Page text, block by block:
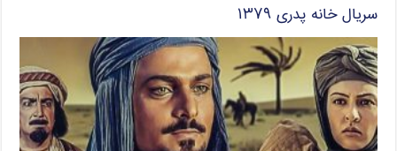
سریال خانه پدری ۱۳۷۹